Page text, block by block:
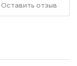
Оставить отзыв